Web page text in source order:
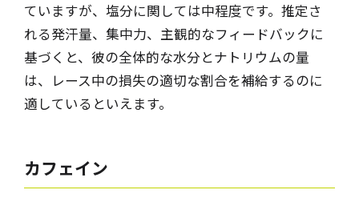
ていますが、塩分に関しては中程度です。推定さ
れる発汗量、集中力、主観的なフィードバックに
基づくと、彼の全体的な水分とナトリウムの量
は、レース中の損失の適切な割合を補給するのに
適しているといえます。
カフェイン